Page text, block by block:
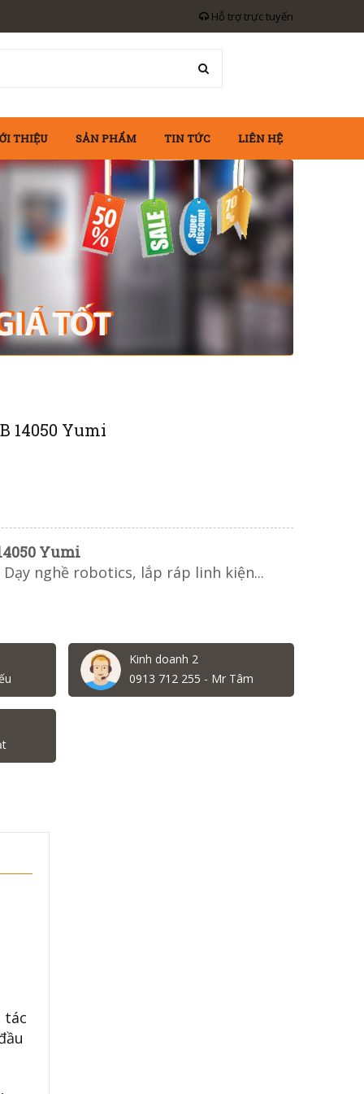
Hỗ trợ trực tuyến
THIỆU SẢN PHẨM TIN TỨC LIÊN HỆ
14050 Yumi
Yumi
nghề robotics, lắp ráp linh kiện...
Kinh doanh 2
0913 712 255 - Mr Tâm
tác